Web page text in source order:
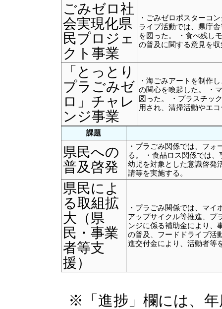
ごみゼロ社
会実現化県
民プロジェ
クト事業
・ごみゼロポスターコ
ライブ活動では、県庁
を図った。 ・食べ残し
の普及に関する意見を
「とっとり
プラごみゼ
ロ」チャレ
ンジ事業
・海ごみアートを制作
の関心を喚起した。 ・
図った。 ・プラスチッ
用され、清掃活動やエ
課題
県民への
普及啓発
・プラごみ関係では、フ
る。 ・食品ロス関係では
幼児を対象とした意識啓発
請等を実施する。
県民によ
る取組拡
大（県
民・事業
者等支
援）
・プラごみ関係では、マ
アップサイクル等推進、プ
ンジに係る補助金により、
の普及、フードドライブ活
進交付金により、活動者等
※「進捗」欄には、